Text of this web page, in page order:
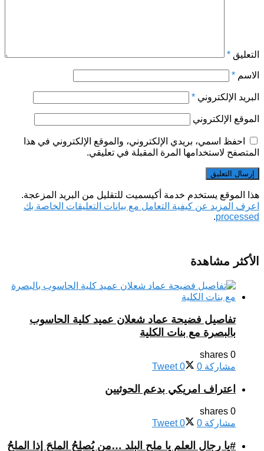
التعليق *
الاسم *
البريد الإلكتروني *
الموقع الإلكتروني
احفظ اسمي، بريدي الإلكتروني، والموقع الإلكتروني في هذا
المتصفح لاستخدامها المرة المقبلة في تعليقي.
هذا الموقع يستخدم خدمة أكيسميت للتقليل من البريد المزعجة.
اعرف المزيد عن كيفية التعامل مع بيانات التعليقات الخاصة بك
processed
.
الأكثر مشاهدة
تفاصيل فضيحة عماد شعلان عميد كلية الحاسوب
بالبصرة مع بنات الكلية
0 shares
مشاركة 0
Tweet 0
اعتراف امريكي بدعم الحوثيين
0 shares
مشاركة 0
Tweet 0
#يا رجال العلم يا ملح البلد …من يُصلِحُ الملحَ إذا الملحُ